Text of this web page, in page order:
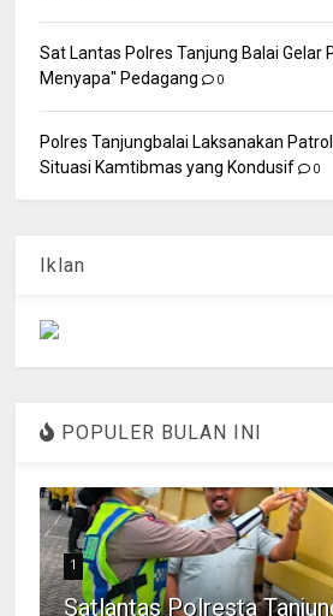
Sat Lantas Polres Tanjung Balai Gelar
Menyapa" Pedagang
0
Polres Tanjungbalai Laksanakan
Situasi Kamtibmas yang Kondusif
0
Iklan
POPULER BULAN INI
1
Satlantas Polresta